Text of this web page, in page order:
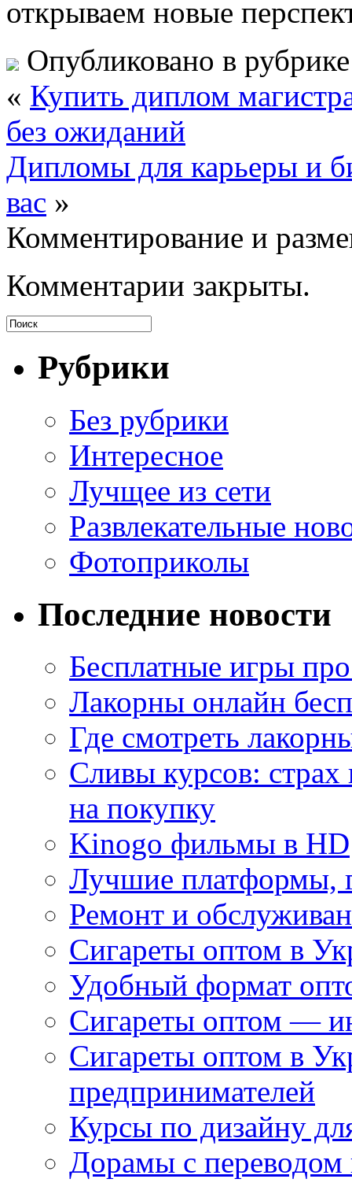
открываем новые
Опубликовано в
« Купить диплом
без ожиданий
Дипломы для карьеры и
вас »
Комментирование и
Комментарии закрыты.
Рубрики
Без рубрики
Интересное
Лучщее из сети
Развлекательные
Фотоприколы
Последние новости
Бесплатные игры
Лакорны онлайн
Где смотреть
Сливы курсов:
на покупку
Kinogo фильмы в HD
Лучшие платформы,
Ремонт и
Сигареты оптом в
Удобный формат
Сигареты оптом —
Сигареты оптом в
предпринимателей
Курсы по дизайну
Дорамы с переводом